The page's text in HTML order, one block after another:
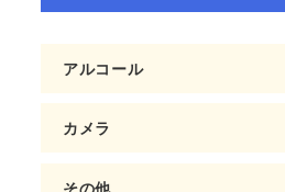
アルコール
カメラ
その他